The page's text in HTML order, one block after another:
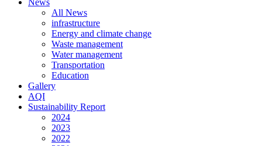
News
All News
infrastructure
Energy and climate change
Waste management
Water management
Transportation
Education
Gallery
AQI
Sustainability Report
2024
2023
2022